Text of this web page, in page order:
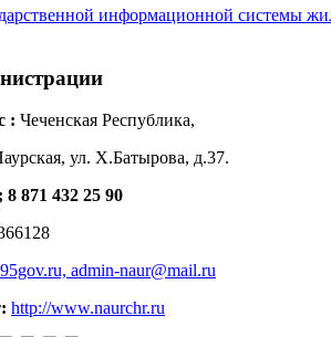
: Чеченская Республика,
ул. Х.Батырова, д.37.
8 871 432 25 90
admin-naur@mail.ru
http://www.naurchr.ru